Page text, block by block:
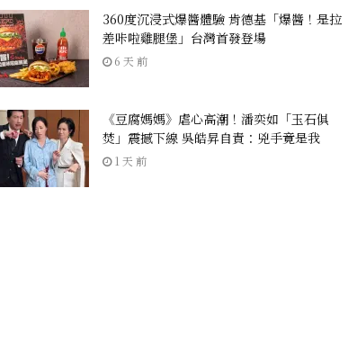
360度沉浸式爆醬體驗 肯德基「爆醬！是拉
差咔啦雞腿堡」台灣首發登場
6 天 前
《豆腐媽媽》虐心高潮！潘奕如「玉石俱
焚」震撼下線 吳皓昇自責：兇手竟是我
1 天 前